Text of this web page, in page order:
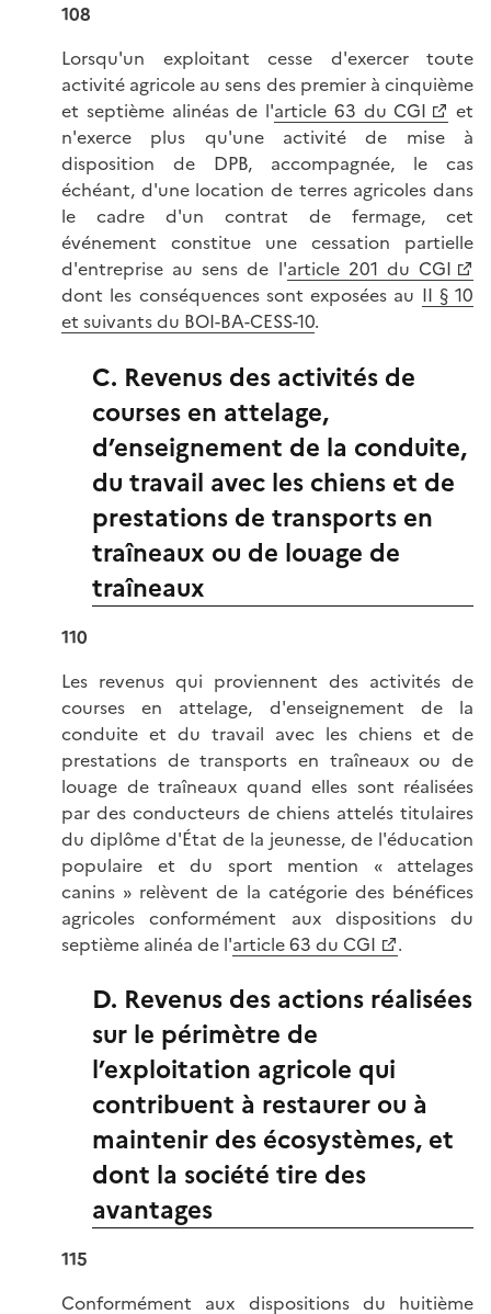
108
Lorsqu'un exploitant cesse d'exercer toute
activité agricole au sens des premier à cinquième
et septième alinéas de l'article 63 du CGI
et
n'exerce plus qu'une activité de mise à
disposition de DPB, accompagnée, le cas
échéant, d'une location de terres agricoles dans
le cadre d'un contrat de fermage, cet
événement constitue une cessation partielle
d'entreprise au sens de l'article 201 du CGI
dont les conséquences sont exposées au II § 10
et suivants du BOI-BA-CESS-10.
C. Revenus des activités de
courses en attelage,
d’enseignement de la conduite,
du travail avec les chiens et de
prestations de transports en
traîneaux ou de louage de
traîneaux
110
Les revenus qui proviennent des activités de
courses en attelage, d'enseignement de la
conduite et du travail avec les chiens et de
prestations de transports en traîneaux ou de
louage de traîneaux quand elles sont réalisées
par des conducteurs de chiens attelés titulaires
du diplôme d'État de la jeunesse, de l'éducation
populaire et du sport mention « attelages
canins » relèvent de la catégorie des bénéfices
agricoles conformément aux dispositions du
septième alinéa de l'article 63 du CGI .
D. Revenus des actions réalisées
sur le périmètre de
l’exploitation agricole qui
contribuent à restaurer ou à
maintenir des écosystèmes, et
dont la société tire des
avantages
115
Conformément aux dispositions du huitième